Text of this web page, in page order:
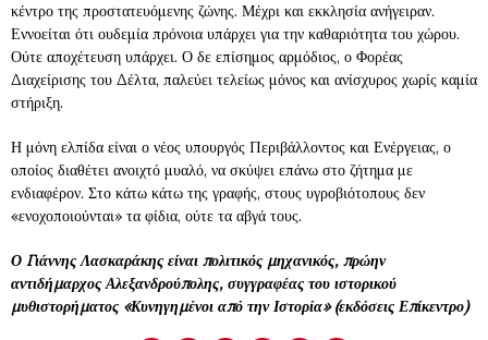
κέντρο της προστατευόμενης ζώνης. Μέχρι και εκκλησία ανήγειραν.
Εννοείται ότι ουδεμία πρόνοια υπάρχει για την καθαριότητα του χώρου.
Ούτε αποχέτευση υπάρχει. Ο δε επίσημος αρμόδιος, ο Φορέας
Διαχείρισης του Δέλτα, παλεύει τελείως μόνος και ανίσχυρος χωρίς καμία
στήριξη.
Η μόνη ελπίδα είναι ο νέος υπουργός Περιβάλλοντος και Ενέργειας, ο
οποίος διαθέτει ανοιχτό μυαλό, να σκύψει επάνω στο ζήτημα με
ενδιαφέρον. Στο κάτω κάτω της γραφής, στους υγροβιότοπους δεν
«ενοχοποιούνται» τα φίδια, ούτε τα αβγά τους.
Ο Γιάννης Λασκαράκης είναι πολιτικός μηχανικός, πρώην
αντιδήμαρχος Αλεξανδρούπολης, συγγραφέας του ιστορικού
μυθιστορήματος «Κυνηγημένοι από την Ιστορία» (εκδόσεις Επίκεντρο)